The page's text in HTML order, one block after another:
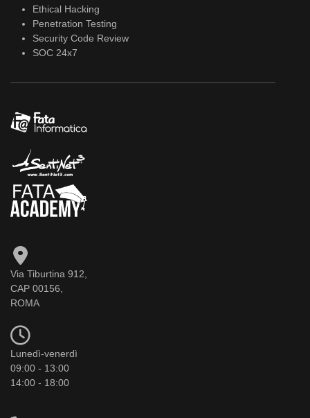
Ethical Hacking
Penetration Testing
Security Code Review
SOC 24x7
Via Tiburtina 912,
CAP 00156,
ROMA
Lunedì-venerdì
09:00 - 13:00
14:00 - 18:00